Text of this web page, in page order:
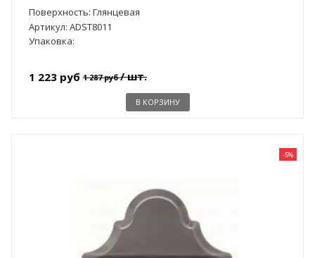
Поверхность: Глянцевая
Артикул: ADST8011
Упаковка:
1 223 руб 1 287 руб/ шт.
В КОРЗИНУ
-5%